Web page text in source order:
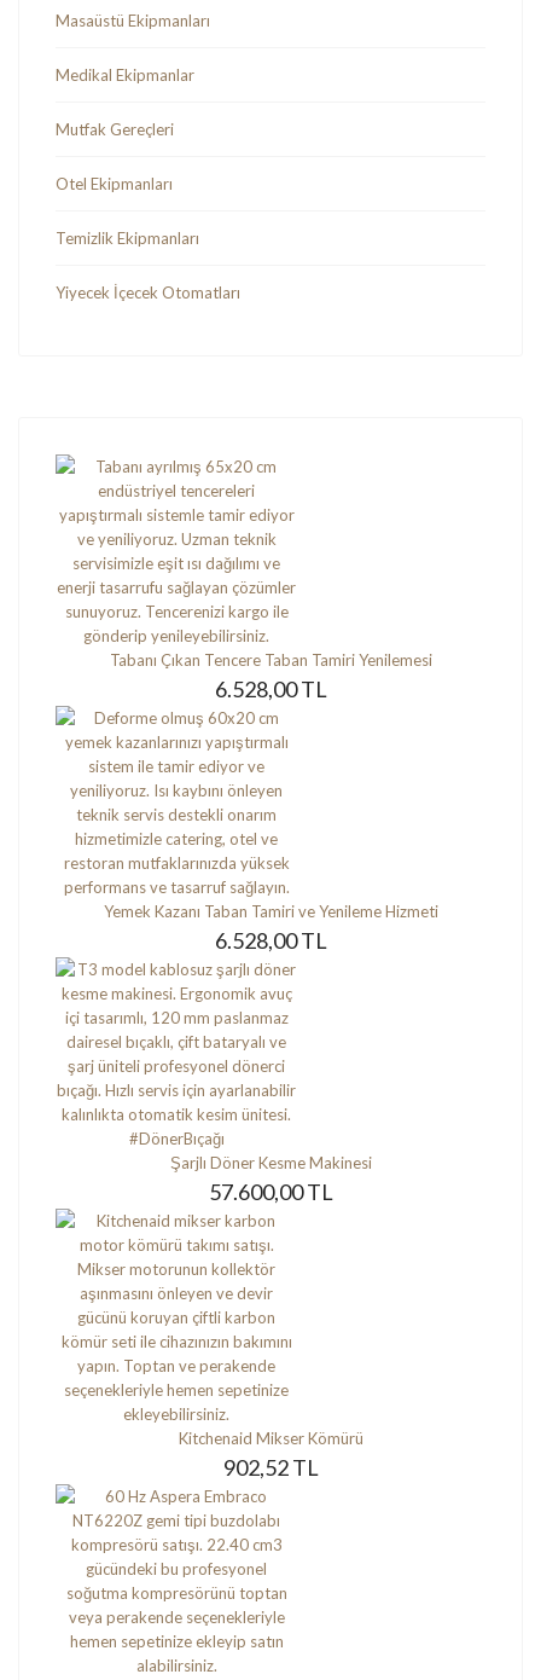
Masaüstü Ekipmanları
Medikal Ekipmanlar
Mutfak Gereçleri
Otel Ekipmanları
Temizlik Ekipmanları
Yiyecek İçecek Otomatları
Tabanı Çıkan Tencere Taban Tamiri Yenilemesi
6.528,00 TL
Yemek Kazanı Taban Tamiri ve Yenileme Hizmeti
6.528,00 TL
Şarjlı Döner Kesme Makinesi
57.600,00 TL
Kitchenaid Mikser Kömürü
902,52 TL